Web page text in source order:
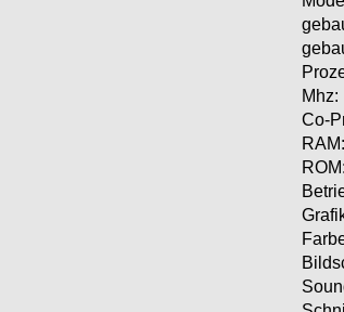
Mhz:
Co-
RAM:
ROM: